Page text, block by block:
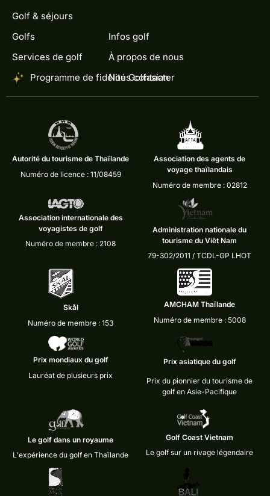
Golf & séjours
Golfs
Services de golf
Programme de fidélité Golfasian
Infos golf
À propos de nous
Nous contacter
Autorité du tourisme de Thaïlande
Numéro de licence : 11/08459
Association des agents de
voyage thaïlandais
Numéro de membre : 02812
Association internationale des
voyagistes de golf
Numéro de membre : 2108
Administration nationale du
tourisme du Viêt Nam
79-302/2011 / TCDL-GP LHOT
Skål
Numéro de membre : 153
AMCHAM Thaïlande
Numéro de membre : 5008
Prix mondiaux du golf
Lauréat de plusieurs prix
Prix asiatique du golf
Prix du pionnier du tourisme de
golf en Asie-Pacifique
Le golf dans un royaume
L'expérience du golf en Thaïlande
Golf Coast Vietnam
Le golf sur un rivage légendaire